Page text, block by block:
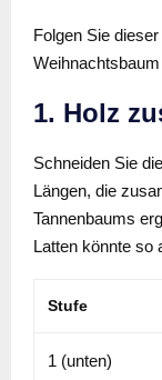
Folgen Sie
1. Holz
Schneiden Sie
Längen, die
Tannenbaums
Latten könnte so
Stufe
1 (unten)